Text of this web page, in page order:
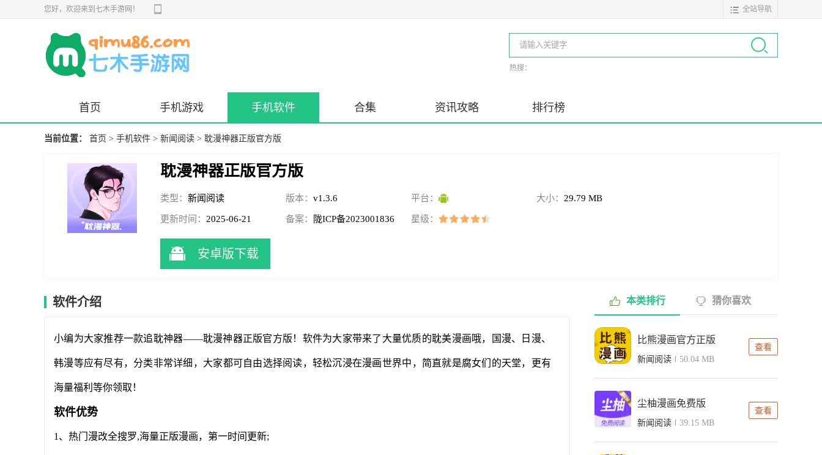
您好，欢迎来到七木手游网！ 全站导航
热搜：
首页 手机游戏 手机软件 合集 资讯攻略 排行榜
当前位置： 首页 > 手机软件 > 新闻阅读 > 耽漫神器正版官方版
耽漫神器正版官方版
类型： 新闻阅读 版本： v1.3.6 平台： 大小： 29.79 MB
更新时间： 2025-06-21
10:18:31
备案： 陇ICP备2023001836 星级：
安卓版下载
软件介绍
小编为大家推荐一款追耽神器——耽漫神器正版官方版！软件为大家带来了大量优质的耽美漫画哦，国漫、日漫、
韩漫等应有尽有，分类非常详细，大家都可自由选择阅读，轻松沉浸在漫画世界中，简直就是腐女们的天堂，更有
海量福利等你领取！
软件优势
1、热门漫改全搜罗,海量正版漫画，第一时间更新;
本类排行 猜你喜欢
比熊漫画官方正版
新闻阅读 50.04 MB
查看
尘柚漫画免费版
新闻阅读 39.15 MB
查看